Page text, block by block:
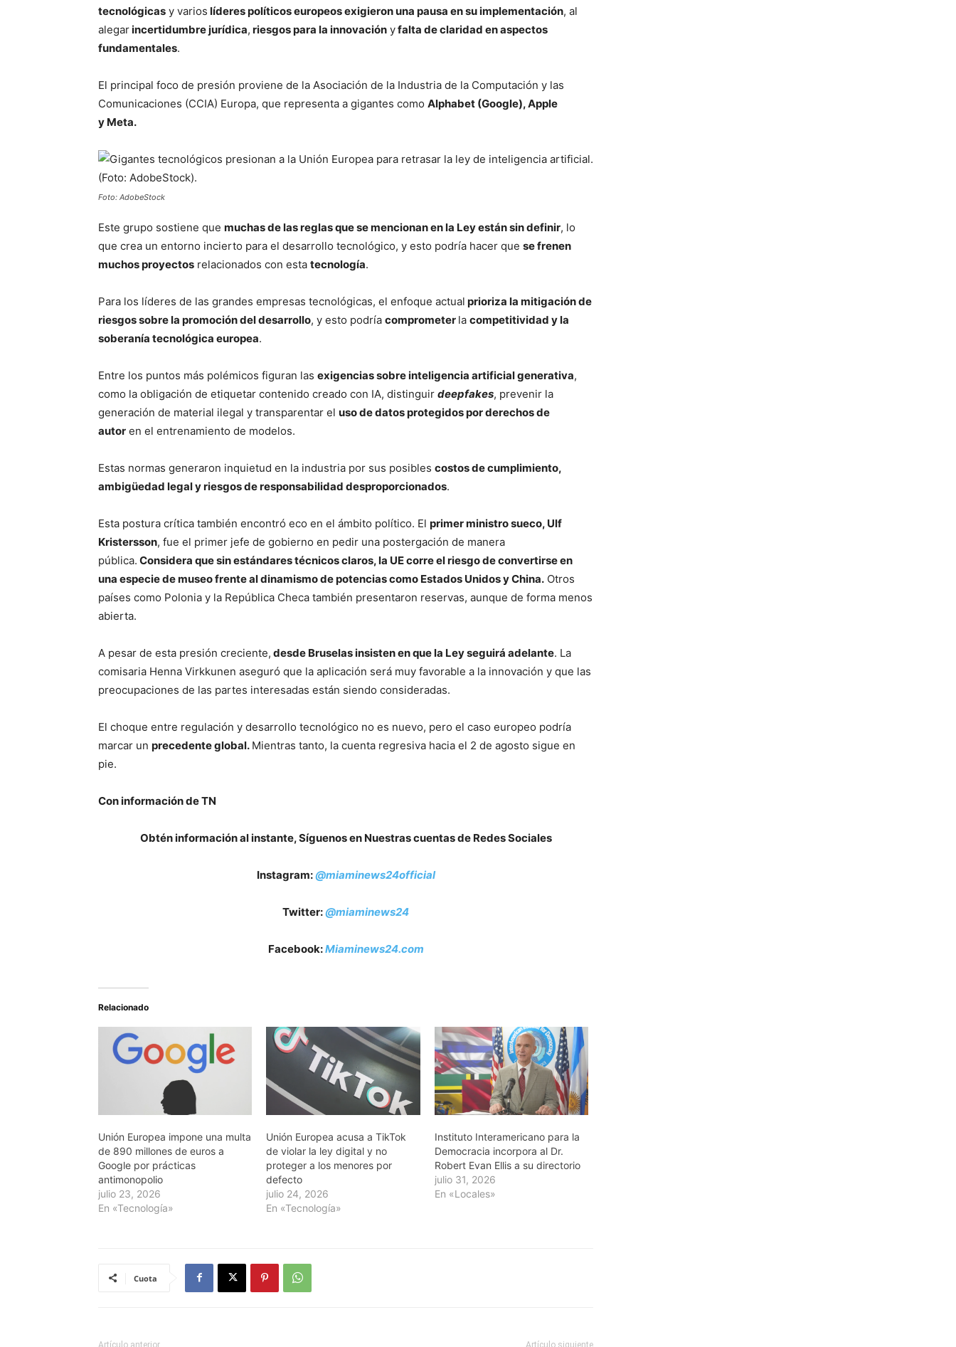
tecnológicas y varios líderes políticos europeos exigieron una pausa en su implementación, al
alegarincertidumbre jurídica, riesgos para la innovación yfalta de claridad en aspectos
fundamentales.
El principal foco de presión proviene de la Asociación de la Industria de la Computación y las
Comunicaciones (CCIA) Europa, que representa a gigantes como Alphabet (Google), Apple
y Meta.
Foto: AdobeStock
Este grupo sostiene que muchas de las reglas que se mencionan en la Ley están sin definir, lo
que crea un entorno incierto para el desarrollo tecnológico, y esto podría hacer que se frenen
muchos proyectos relacionados con esta tecnología.
Para los líderes de las grandes empresas tecnológicas, el enfoque actual prioriza la mitigación de
riesgos sobre la promoción del desarrollo, y esto podría comprometer la competitividad y la
soberanía tecnológica europea.
Entre los puntos más polémicos figuran las exigencias sobre inteligencia artificial generativa,
como la obligación de etiquetar contenido creado con IA, distinguir deepfakes, prevenir la
generación de material ilegal y transparentar el uso de datos protegidos por derechos de
autor en el entrenamiento de modelos.
Estas normas generaron inquietud en la industria por sus posibles costos de cumplimiento,
ambigüedad legal y riesgos de responsabilidad desproporcionados.
Esta postura crítica también encontró eco en el ámbito político. El primer ministro sueco, Ulf
Kristersson, fue el primer jefe de gobierno en pedir una postergación de manera
pública. Considera que sin estándares técnicos claros, la UE corre el riesgo de convertirse en
una especie de museo frente al dinamismo de potencias como Estados Unidos y China. Otros
países como Polonia y la República Checa también presentaron reservas, aunque de forma menos
abierta.
A pesar de esta presión creciente, desde Bruselas insisten en que la Ley seguirá adelante. La
comisaria Henna Virkkunen aseguró que la aplicación será muy favorable a la innovación y que las
preocupaciones de las partes interesadas están siendo consideradas.
El choque entre regulación y desarrollo tecnológico no es nuevo, pero el caso europeo podría
marcar un precedente global. Mientras tanto, la cuenta regresiva hacia el 2 de agosto sigue en
pie.
Con información de TN
Obtén información al instante, Síguenos en Nuestras cuentas de Redes Sociales
Instagram:@miaminews24official
Twitter:@miaminews24
Facebook:Miaminews24.com
Relacionado
Unión Europea impone una multa
de 890 millones de euros a
Google por prácticas
antimonopolio
julio 23, 2026
En «Tecnología»
Unión Europea acusa a TikTok
de violar la ley digital y no
proteger a los menores por
defecto
julio 24, 2026
En «Tecnología»
Instituto Interamericano para la
Democracia incorpora al Dr.
Robert Evan Ellis a su directorio
julio 31, 2026
En «Locales»
Cuota
Artículo anterior Artículo siguiente